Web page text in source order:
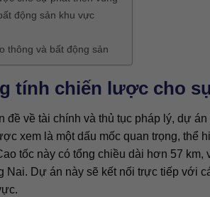
động sản khu vực
thông và bất động sản
tính chiến lược cho
đề về tài chính và thủ tục pháp lý, dự
xem là một dấu mốc quan trọng, thể
tốc này có tổng chiều dài hơn 57
Nai. Dự án này sẽ kết nối trực tiếp với